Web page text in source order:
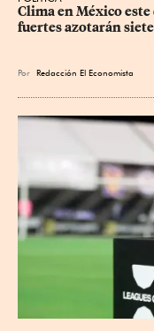
Clima en México
fuertes azotarán
Por Redacción El Economista